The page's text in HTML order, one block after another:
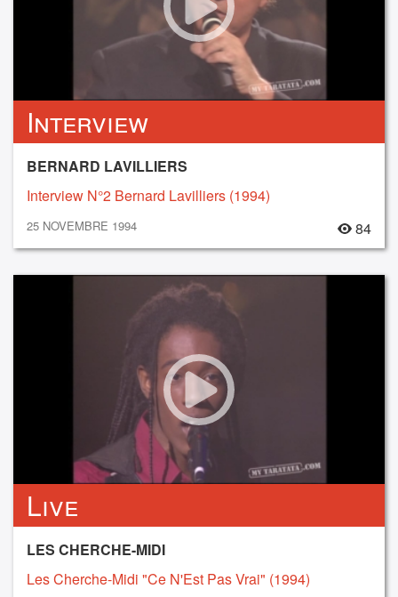
Interview
BERNARD LAVILLIERS
Interview N°2 Bernard Lavilliers (1994)
25 NOVEMBRE 1994 84
Live
LES CHERCHE-MIDI
Les Cherche-Midi "Ce N'Est Pas Vrai" (1994)